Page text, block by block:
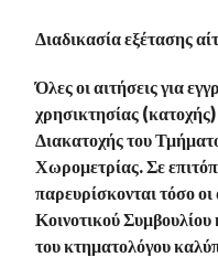
Διαδικασία εξέτασης
Όλες οι αιτήσεις για
χρησικτησίας
Διακατοχής του
Χωρομετρίας. Σε
παρευρίσκονται τόσο
Κοινοτικού
του κτηματολόγου